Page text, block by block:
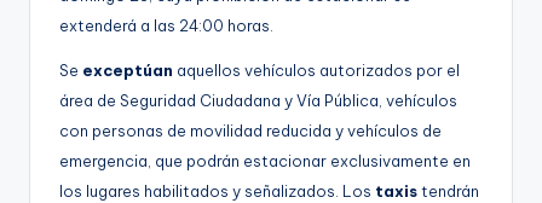
extenderá a las 24:00 horas.
Se exceptúan aquellos vehículos autorizados por el
área de Seguridad Ciudadana y Vía Pública, vehículos
con personas de movilidad reducida y vehículos de
emergencia, que podrán estacionar exclusivamente en
los lugares habilitados y señalizados. Los taxistendrán